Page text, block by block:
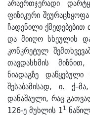
არაერთჯერადი
ფიზიკური
ჩადენილი ქმედებებით
და მიიღო სხეულის
კონკრეტულ
თავდასხმის
ნიადაგზე
შესაბამისად, ი.
დანაშაული, რაც
126-ე მუხლის 11